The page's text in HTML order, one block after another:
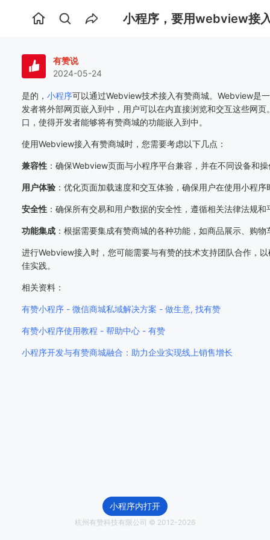
首
小程序，要用webview接
有赞说
2024-05-24
是的， 小程序可以通过Webview技术接入有赞商城。Webview是
发者将外部网页嵌入到中，用户可以在内直接浏览和交互这些网
口，使得开发者能够将有赞商城的功能嵌入到中。
使用Webview接入有赞商城时，您需要考虑以下几点：
兼容性 ：确保Webview页面与小程序平台兼容，并在不同设备和
用户体验 ：优化页面加载速度和交互体验，确保用户在使用小程
安全性 ：确保所有交易和用户数据的安全性，遵循相关法律法规和
功能集成 ：根据需要集成有赞商城的各种功能，如商品展示、购
进行Webview接入时，您可能需要与有赞的技术支持团队合作，
佳实践。
相关资料：
有赞小程序 - 微信商城私域解决方案 - 做生意, 找有赞
有赞小程序使用教程 - 帮助中心 - 有赞
小程序开发与有赞商城融合：助力企业实现线上销售增长
小程序内打开
杭州有赞科技有限公司 © 2012-2026